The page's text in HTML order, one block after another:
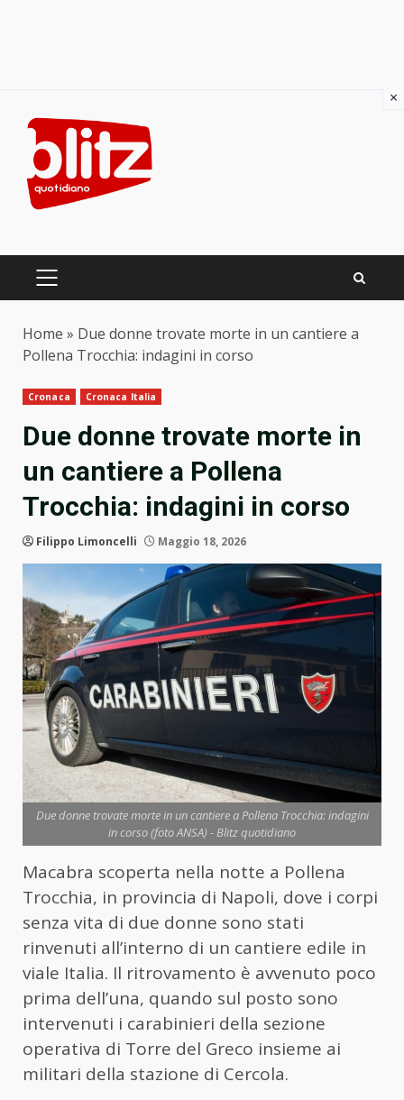
content
PRIMARY
Home » Due donne trovate morte in un cantiere a
Pollena Trocchia: indagini in corso
Cronaca Cronaca Italia
Due donne trovate morte in
un cantiere a Pollena
Trocchia: indagini in corso
Filippo Limoncelli Maggio 18, 2026
Due donne trovate morte in un cantiere a Pollena Trocchia: indagini
in corso (foto ANSA) - Blitz quotidiano
Macabra scoperta nella notte a Pollena
Trocchia, in provincia di Napoli, dove i corpi
senza vita di due donne sono stati
rinvenuti all’interno di un cantiere edile in
viale Italia. Il ritrovamento è avvenuto poco
prima dell’una, quando sul posto sono
intervenuti i carabinieri della sezione
operativa di Torre del Greco insieme ai
militari della stazione di Cercola.
×